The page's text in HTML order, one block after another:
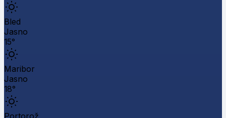
Bled
Jasno
15°
Maribor
Jasno
18°
Portorož